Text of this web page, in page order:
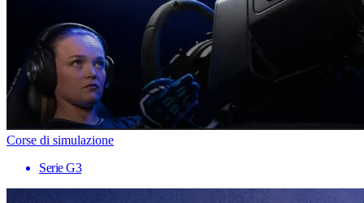
Corse di simulazione
Serie G3